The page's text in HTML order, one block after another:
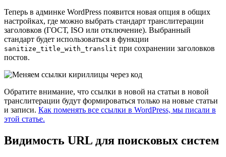
Теперь в админке WordPress появится новая опция в общих
настройках, где можно выбрать стандарт транслитерации
заголовков (ГОСТ, ISO или отключение). Выбранный
стандарт будет использоваться в функции
sanitize_title_with_translit при сохранении заголовков
постов.
Обратите внимание, что ссылки в новой на статьи в новой
транслитерации будут формироваться только на новые статьи
и записи. Как поменять все ссылки в WordPress, мы писали в
этой статье.
Видимость URL для поисковых систем